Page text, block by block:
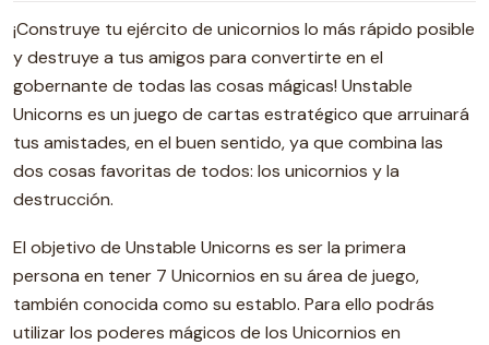
¡Construye tu ejército de unicornios lo más rápido posible
y destruye a tus amigos para convertirte en el
gobernante de todas las cosas mágicas! Unstable
Unicorns es un juego de cartas estratégico que arruinará
tus amistades, en el buen sentido, ya que combina las
dos cosas favoritas de todos: los unicornios y la
destrucción.
El objetivo de Unstable Unicorns es ser la primera
persona en tener 7 Unicornios en su área de juego,
también conocida como su establo. Para ello podrás
utilizar los poderes mágicos de los Unicornios en